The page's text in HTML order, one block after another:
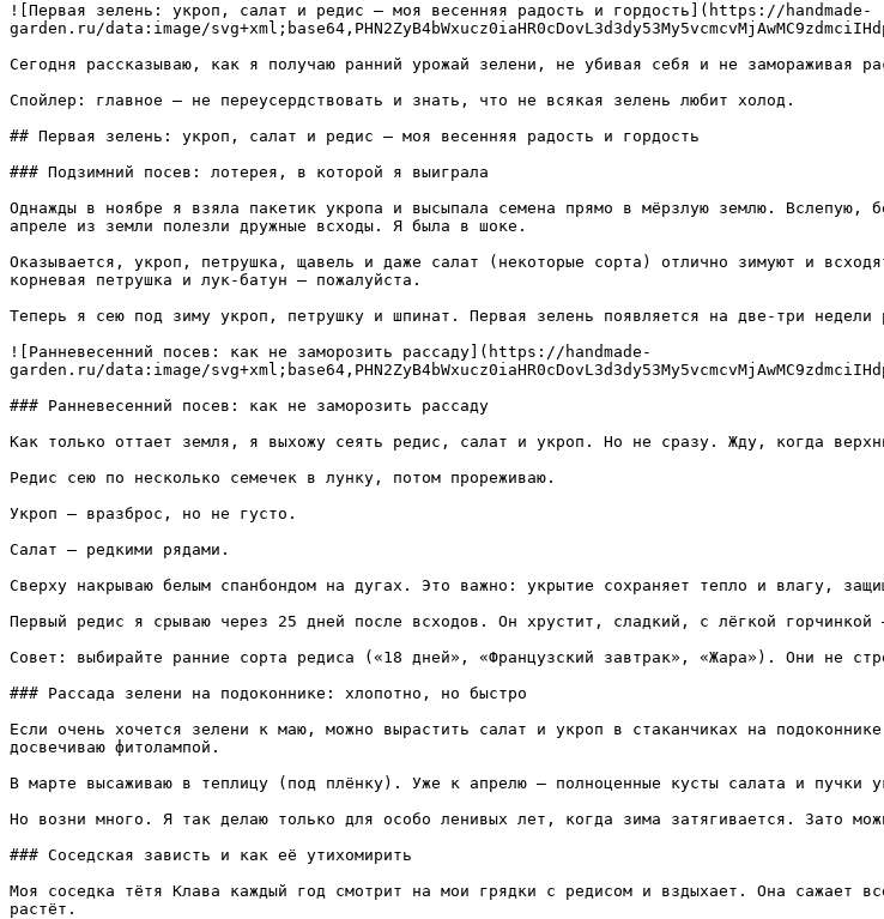
![Первая зелень: укроп, салат и редис — моя весенняя радость и гордость](https://handmade-
garden.ru/data:image/
Сегодня рассказываю, как я получаю ранний урожай зелени, не убивая себя и не замораживая
Спойлер: главное — не переусердствовать и знать, что не всякая зелень любит холод.
## Первая зелень: укроп, салат и редис — моя весенняя радость и гордость
### Подзимний посев: лотерея, в которой я выиграла
Однажды в ноябре я взяла пакетик укропа и высыпала семена прямо в мёрзлую землю.
апреле из земли полезли дружные всходы. Я была в шоке.
Оказывается, укроп, петрушка, щавель и даже салат (некоторые сорта) отлично зимуют и
корневая петрушка и лук-батун — пожалуйста.
Теперь я сею под зиму укроп, петрушку и шпинат. Первая зелень появляется на две-три
![Ранневесенний посев: как не заморозить рассаду](https://handmade-
garden.ru/data:image/
### Ранневесенний посев: как не заморозить рассаду
Как только оттает земля, я выхожу сеять редис, салат и укроп. Но не сразу. Жду, когда
Редис сею по несколько семечек в лунку, потом прореживаю.
Укроп — вразброс, но не густо.
Салат — редкими рядами.
Сверху накрываю белым спанбондом на дугах. Это важно: укрытие сохраняет тепло и влагу,
Первый редис я срываю через 25 дней после всходов. Он хрустит, сладкий, с лёгкой горчинкой
Совет: выбирайте ранние сорта редиса («18 дней», «Французский завтрак», «Жара»). Они не
### Рассада зелени на подоконнике: хлопотно, но быстро
Если очень хочется зелени к маю, можно вырастить салат и укроп в стаканчиках на
досвечиваю фитолампой.
В марте высаживаю в теплицу (под плёнку). Уже к апрелю — полноценные кусты салата и пучки
Но возни много. Я так делаю только для особо ленивых лет, когда зима затягивается. Зато
### Соседская зависть и как её утихомирить
Моя соседка тётя Клава каждый год смотрит на мои грядки с редисом и вздыхает. Она
растёт.